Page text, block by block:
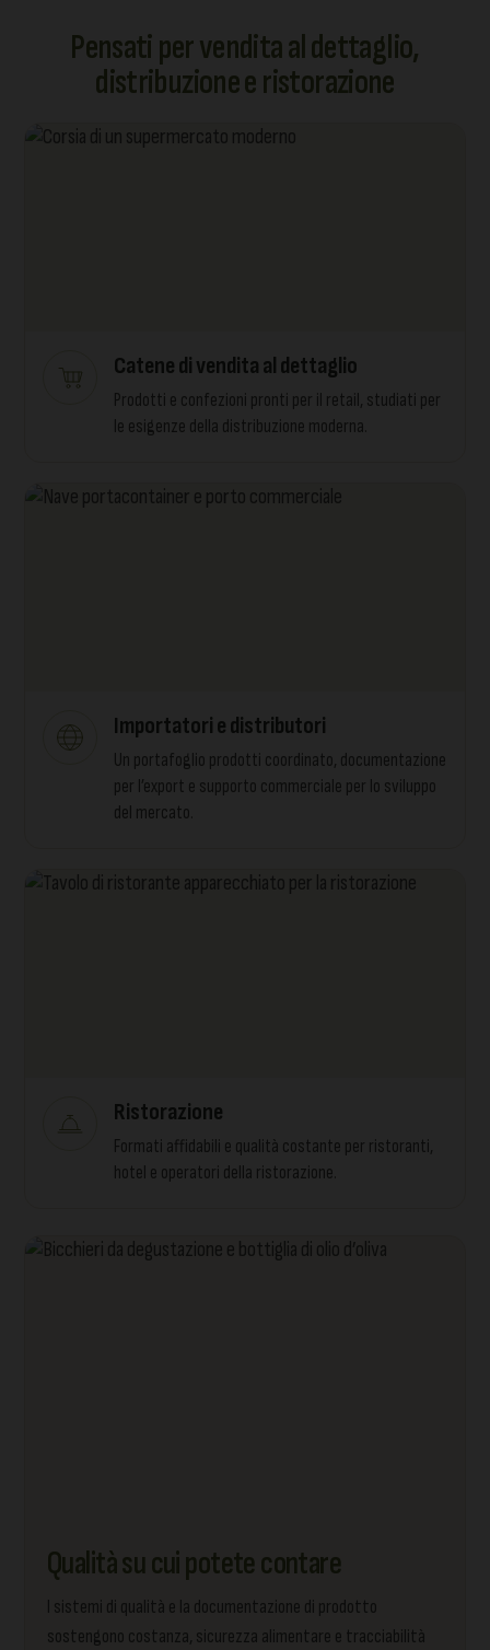
Pensati per vendita al dettaglio,
distribuzione e ristorazione
Catene di vendita al dettaglio
Prodotti e confezioni pronti per il retail, studiati per
le esigenze della distribuzione moderna.
Importatori e distributori
Un portafoglio prodotti coordinato, documentazione
per l’export e supporto commerciale per lo sviluppo
del mercato.
Ristorazione
Formati affidabili e qualità costante per ristoranti,
hotel e operatori della ristorazione.
Qualità su cui potete contare
I sistemi di qualità e la documentazione di prodotto
sostengono costanza, sicurezza alimentare e tracciabilità